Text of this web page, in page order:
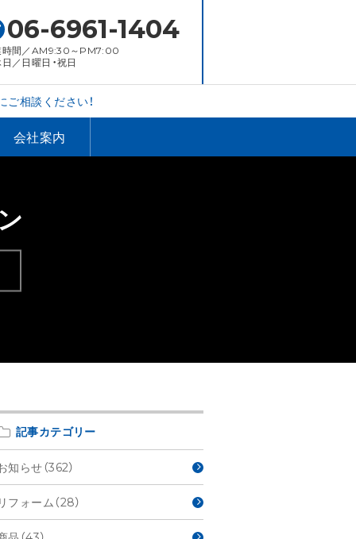
06-6961-1404
時間／AM9:30～PM7:00
／日曜日・祝日
相談ください！
会社案内
記事カテゴリー
知らせ（362）
フォーム（28）